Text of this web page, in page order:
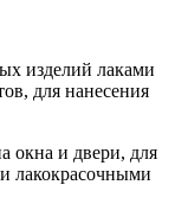
изделий лаками
для нанесения
окна и двери, для
лакокрасочными